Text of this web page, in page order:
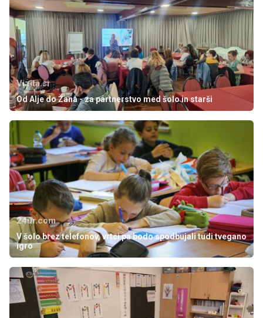
Vizita.si
Od Alje do Žana - za partnerstvo med šolo in starši
24ur.com
V šolo brez telefonov, vrtci pa bodo spodbujali tudi tvegano
igro